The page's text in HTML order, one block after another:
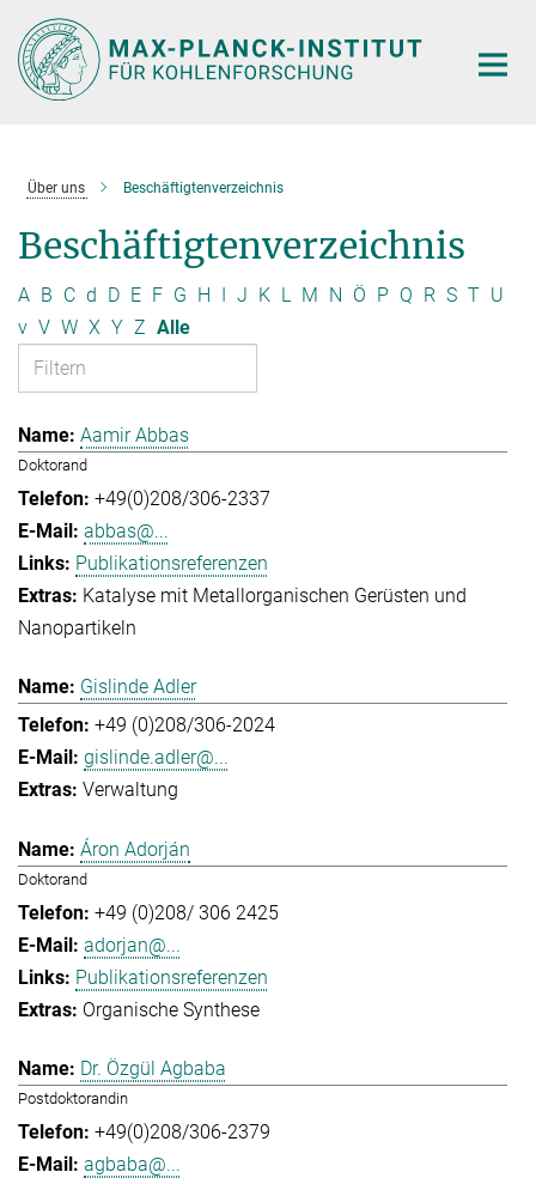
Hauptinhalt
Über uns Beschäftigtenverzeichnis
Beschäftigtenverzeichnis
A B C d D E F G H I J K L M N Ö P Q R S T U
v V W X Y Z Alle
Aamir Abbas
Doktorand
+49(0)208/306-2337
abbas@...
Publikationsreferenzen
Katalyse mit Metallorganischen Gerüsten und
Nanopartikeln
Gislinde Adler
+49 (0)208/306-2024
gislinde.adler@...
Verwaltung
Áron Adorján
Doktorand
+49 (0)208/ 306 2425
adorjan@...
Publikationsreferenzen
Organische Synthese
Dr. Özgül Agbaba
Postdoktorandin
+49(0)208/306-2379
agbaba@...